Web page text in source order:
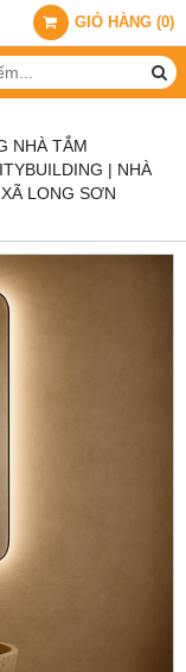
GIỎ HÀNG (0)
NHÀ TẮM
| NHÀ
LONG SƠN